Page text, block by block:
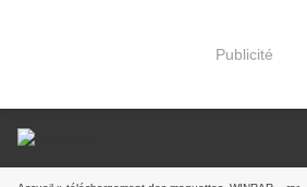
Publicité